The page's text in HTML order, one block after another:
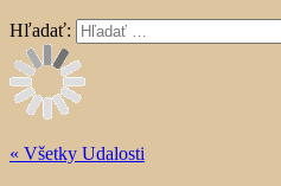
Hľadať:
« Všetky Udalosti